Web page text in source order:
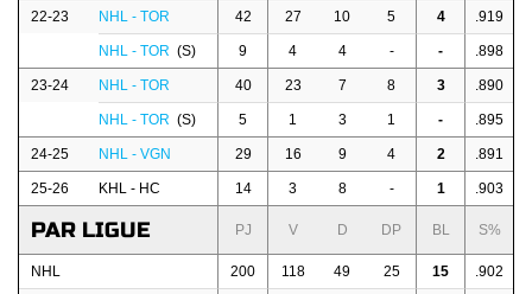
22-23 NHL - TOR 42 27 10 5 4 .919
NHL - TOR (S) 9 4 4 - - .898
23-24 NHL - TOR 40 23 7 8 3 .890
NHL - TOR (S) 5 1 3 1 - .895
24-25 NHL - VGN 29 16 9 4 2 .891
25-26 KHL - HC 14 3 8 - 1 .903
PAR LIGUE PJ V D DP BL S%
NHL 200 118 49 25 15 .902